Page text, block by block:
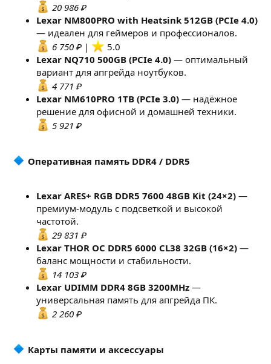
20 986 ₽
Lexar NM800PRO with Heatsink 512GB (PCIe 4.0)
— идеален для геймеров и профессионалов.
6 750 ₽ |
5.0
Lexar NQ710 500GB (PCIe 4.0) — оптимальный
вариант для апгрейда ноутбуков.
4 771 ₽
Lexar NM610PRO 1TB (PCIe 3.0) — надёжное
решение для офисной и домашней техники.
5 921 ₽
Оперативная память DDR4 / DDR5
Lexar ARES+ RGB DDR5 7600 48GB Kit (24×2) —
премиум-модуль с подсветкой и высокой
частотой.
29 831 ₽
Lexar THOR OC DDR5 6000 CL38 32GB (16×2) —
баланс мощности и стабильности.
14 103 ₽
Lexar UDIMM DDR4 8GB 3200MHz —
универсальная память для апгрейда ПК.
2 260 ₽
Карты памяти и аксессуары